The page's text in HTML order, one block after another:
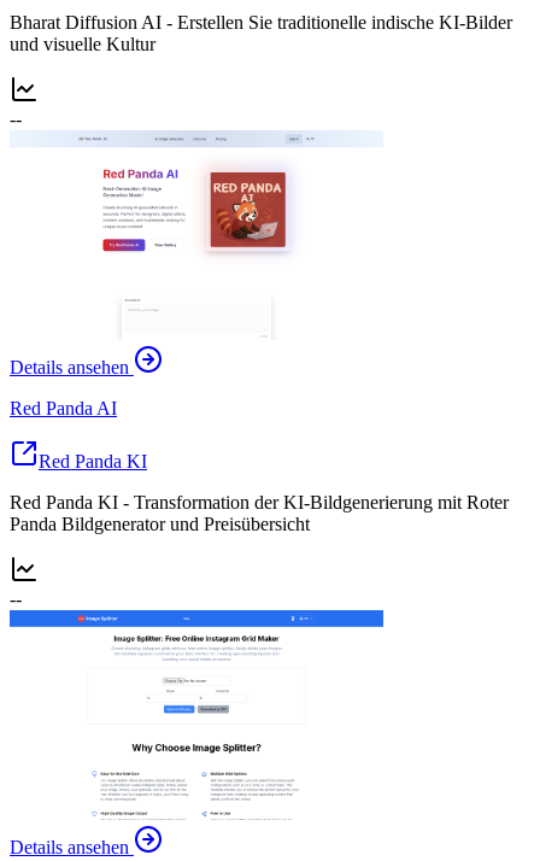
Bharat Diffusion AI - Erstellen Sie traditionelle indische KI-Bilder
und visuelle Kultur
--
Details ansehen
Red Panda AI
Red Panda KI
Red Panda KI - Transformation der KI-Bildgenerierung mit Roter
Panda Bildgenerator und Preisübersicht
--
Details ansehen